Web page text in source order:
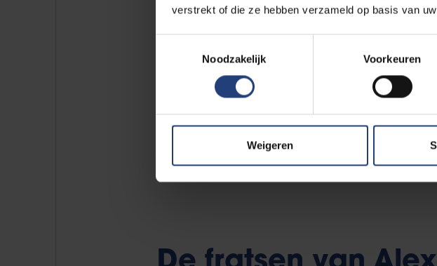
verstrekt of die ze hebben verzameld op basis van
Noodzakelijk
Voorkeuren
Weigeren
een strategie. Het doel
een belangrijke - liefst